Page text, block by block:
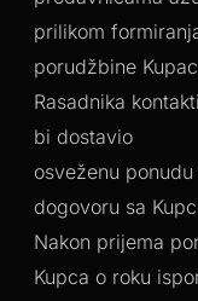
prilikom
porudžbine
Rasadnika
bi dostavio
osveženu
dogovoru sa
Nakon prijema
Kupca o roku